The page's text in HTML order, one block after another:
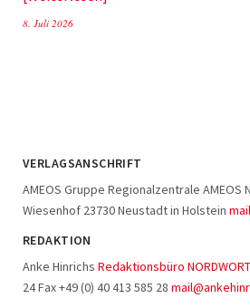
8. Juli 2026
VERLAGSANSCHRIFT
AMEOS Gruppe Regionalzentrale AMEOS
Wiesenhof 23730 Neustadt in Holstein
REDAKTION
Anke Hinrichs Redaktionsbüro NORDWORT
24 Fax +49 (0) 40 413 585 28